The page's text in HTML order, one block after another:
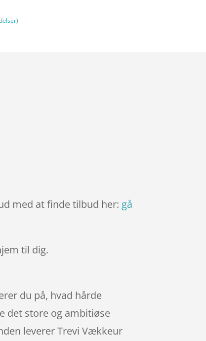
med at finde tilbud her: gå
til dig.
du på, hvad hårde
det store og ambitiøse
leverer Trevi Vækkeur